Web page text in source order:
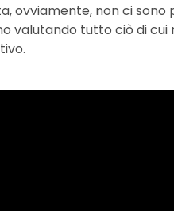
ovviamente, non ci
valutando tutto ciò di